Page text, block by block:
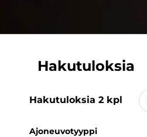
Hakutuloksia
Hakutuloksia 2 kpl
Ajoneuvotyyppi